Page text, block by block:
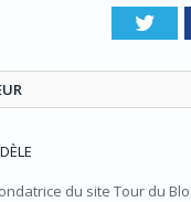
du site Tour du